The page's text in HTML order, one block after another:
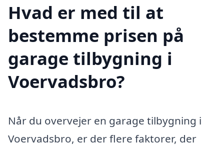
Hvad er med til at
bestemme prisen på
garage tilbygning i
Voervadsbro?
Når du overvejer en garage tilbygning i
Voervadsbro, er der flere faktorer, der